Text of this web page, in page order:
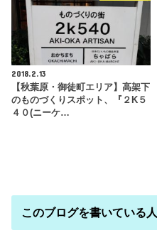
2018.2.13
【秋葉原・御徒町エリア】高架下
のものづくりスポット、『２K５
４０(ニーケ…
このブログを書いている人